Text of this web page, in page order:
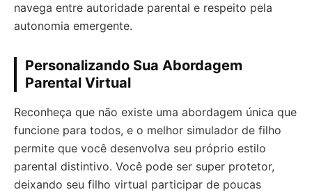
navega entre autoridade parental e respeito pela
autonomia emergente.
Personalizando Sua Abordagem
Parental Virtual
Reconheça que não existe uma abordagem única que
funcione para todos, e o melhor simulador de filho
permite que você desenvolva seu próprio estilo
parental distintivo. Você pode ser super protetor,
deixando seu filho virtual participar de poucas